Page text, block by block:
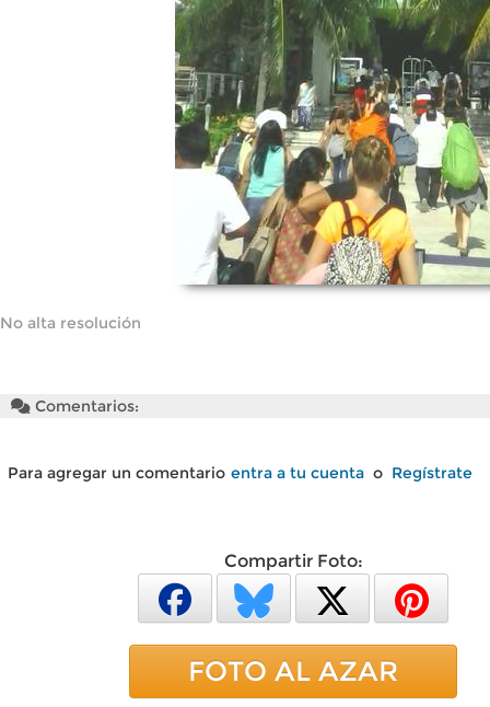
No alta resolución
Comentarios:
Para agregar un comentario entra a tu cuenta o Regístrate
Compartir Foto:
FOTO AL AZAR